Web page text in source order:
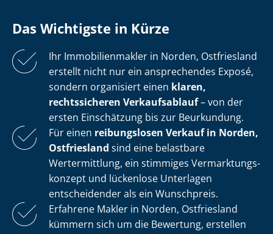
Das Wichtigste in Kürze
Ihr Im­mo­bi­li­en­mak­ler in Norden, Ostfriesland
erstellt nicht nur ein ansprechendes Exposé,
sondern organisiert einen klaren,
rechtssicheren Verkaufsablauf– von der
ersten Einschätzung bis zur Beurkundung.
Für einen reibungslosen Verkauf in Norden,
Ostfriesland sind eine belastbare
Wertermittlung, ein stimmiges Ver­mark­tungs­
kon­zept und lückenlose Unterlagen
entscheidender als ein Wunschpreis.
Erfahrene Makler in Norden, Ostfriesland
kümmern sich um die Bewertung, erstellen